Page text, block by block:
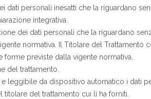
dati personali inesatti che la riguardano
integrativa.
dei dati personali che la riguardano
normativa. Il Titolare del
previste dalla vigente normativa.
del trattamento.
leggibile da dispositivo automatico i dati
del trattamento cui li ha forniti.